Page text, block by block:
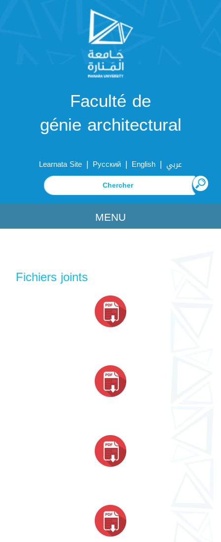
Faculté de
génie architectural
Learnata Site | Русский | English | عربي
MENU
Fichiers joints